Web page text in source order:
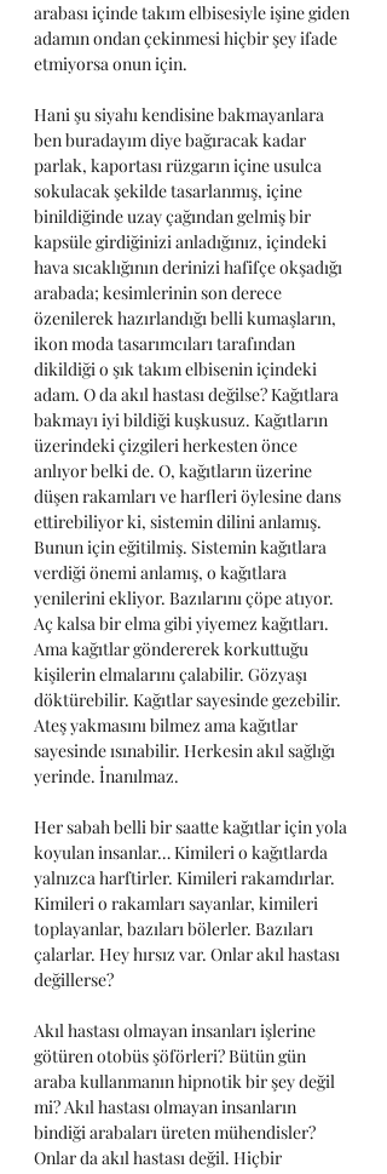
arabası içinde takım elbisesiyle işine giden
adamın ondan çekinmesi hiçbir şey ifade
etmiyorsa onun için.
Hani şu siyahı kendisine bakmayanlara
ben buradayım diye bağıracak kadar
parlak, kaportası rüzgarın içine usulca
sokulacak şekilde tasarlanmış, içine
binildiğinde uzay çağından gelmiş bir
kapsüle girdiğinizi anladığınız, içindeki
hava sıcaklığının derinizi hafifçe okşadığı
arabada; kesimlerinin son derece
özenilerek hazırlandığı belli kumaşların,
ikon moda tasarımcıları tarafından
dikildiği o şık takım elbisenin içindeki
adam. O da akıl hastası değilse? Kağıtlara
bakmayı iyi bildiği kuşkusuz. Kağıtların
üzerindeki çizgileri herkesten önce
anlıyor belki de. O, kağıtların üzerine
düşen rakamları ve harfleri öylesine dans
ettirebiliyor ki, sistemin dilini anlamış.
Bunun için eğitilmiş. Sistemin kağıtlara
verdiği önemi anlamış, o kağıtlara
yenilerini ekliyor. Bazılarını çöpe atıyor.
Aç kalsa bir elma gibi yiyemez kağıtları.
Ama kağıtlar göndererek korkuttuğu
kişilerin elmalarını çalabilir. Gözyaşı
döktürebilir. Kağıtlar sayesinde gezebilir.
Ateş yakmasını bilmez ama kağıtlar
sayesinde ısınabilir. Herkesin akıl sağlığı
yerinde. İnanılmaz.
Her sabah belli bir saatte kağıtlar için yola
koyulan insanlar… Kimileri o kağıtlarda
yalnızca harftirler. Kimileri rakamdırlar.
Kimileri o rakamları sayanlar, kimileri
toplayanlar, bazıları bölerler. Bazıları
çalarlar. Hey hırsız var. Onlar akıl hastası
değillerse?
Akıl hastası olmayan insanları işlerine
götüren otobüs şöförleri? Bütün gün
araba kullanmanın hipnotik bir şey değil
mi? Akıl hastası olmayan insanların
bindiği arabaları üreten mühendisler?
Onlar da akıl hastası değil. Hiçbir